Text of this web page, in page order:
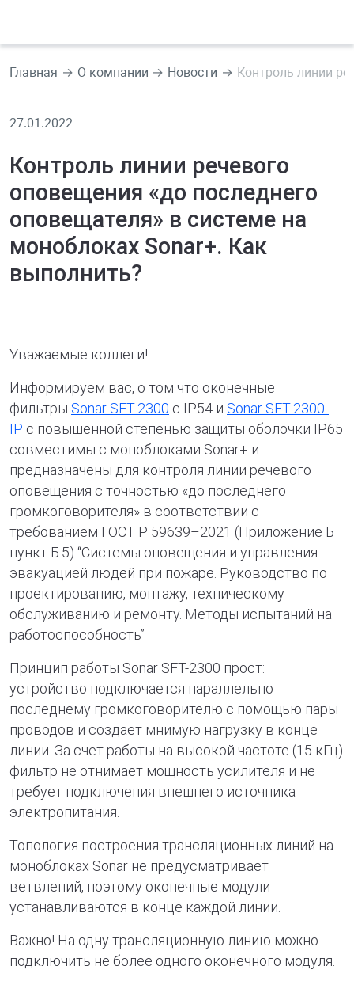
Главная О компании Новости Контроль линии
27.01.2022
Контроль линии речевого
оповещения «до последнего
оповещателя» в системе на
моноблоках Sonar+. Как
выполнить?
Уважаемые коллеги!
Информируем вас, о том что оконечные
фильтры Sonar SFT-2300 c IP54 и Sonar SFT-2300-
IP с повышенной степенью защиты оболочки IP65
совместимы с моноблоками Sonar+ и
предназначены для контроля линии речевого
оповещения с точностью «до последнего
громкоговорителя» в соответствии с
требованием ГОСТ Р 59639–2021 (Приложение Б
пункт Б.5) “Системы оповещения и управления
эвакуацией людей при пожаре. Руководство по
проектированию, монтажу, техническому
обслуживанию и ремонту. Методы испытаний на
работоспособность”
Принцип работы Sonar SFT-2300 прост:
устройство подключается параллельно
последнему громкоговорителю с помощью пары
проводов и создает мнимую нагрузку в конце
линии. За счет работы на высокой частоте (15 кГц)
фильтр не отнимает мощность усилителя и не
требует подключения внешнего источника
электропитания.
Топология построения трансляционных линий на
моноблоках Sonar не предусматривает
ветвлений, поэтому оконечные модули
устанавливаются в конце каждой линии.
Важно! На одну трансляционную линию можно
подключить не более одного оконечного модуля.